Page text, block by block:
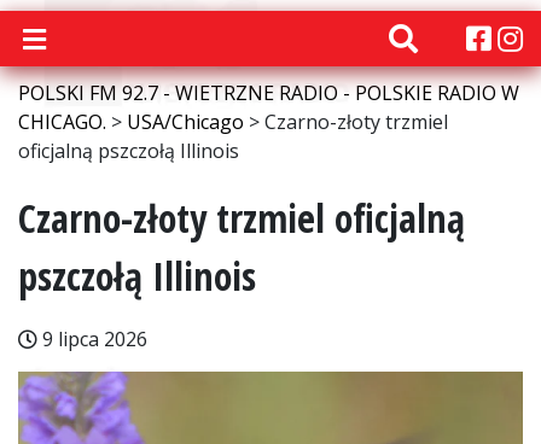
POLSKI FM 92.7 - WIETRZNE RADIO - POLSKIE RADIO W
CHICAGO. > USA/Chicago >Czarno-złoty trzmiel
oficjalną pszczołą Illinois
Czarno-złoty trzmiel oficjalną
pszczołą Illinois
9 lipca 2026